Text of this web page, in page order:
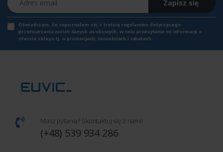
Zapisz się
Oświadczam, że zapoznałem się z treścią regulaminu dotyczącego
przetwarzania moich danych osobowych, w celu przesyłania mi informacji o
ofercie sklepu tj. o promocjach, nowościach i rabatach.
Masz pytania? Skontaktuj się z nami!
(+48) 539 934 286